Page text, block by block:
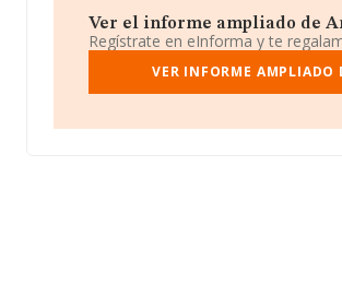
Ver el informe ampliado de
Regístrate en eInforma y te
VER INFORME AMPLIADO